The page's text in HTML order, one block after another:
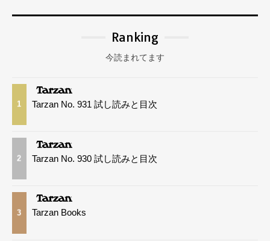
Ranking
今読まれてます
1 Tarzan No. 931 試し読みと目次
2 Tarzan No. 930 試し読みと目次
3 Tarzan Books